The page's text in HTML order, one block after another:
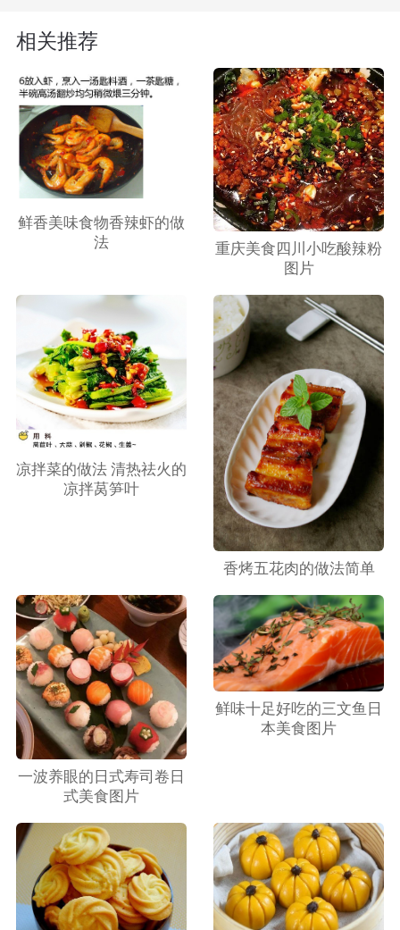
相关推荐
鲜香美味食物香辣虾的做
法
重庆美食四川小吃酸辣粉
图片
凉拌菜的做法 清热祛火的
凉拌莴笋叶
香烤五花肉的做法简单
一波养眼的日式寿司卷日
式美食图片
鲜味十足好吃的三文鱼日
本美食图片